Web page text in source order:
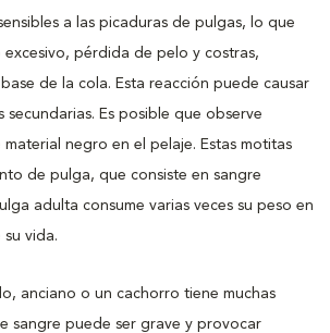
a las picaduras de pulgas, lo que
excesivo, pérdida de pelo y costras,
de la cola. Esta reacción puede causar
secundarias. Es posible que observe
negro en el pelaje. Estas motitas
de pulga, que consiste en sangre
adulta consume varias veces su peso en
vida.
anciano o un cachorro tiene muchas
sangre puede ser grave y provocar